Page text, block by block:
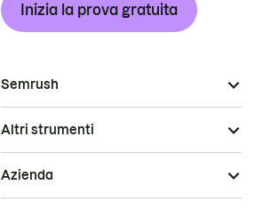
Inizia la prova gratuita
Semrush
Altri strumenti
Azienda